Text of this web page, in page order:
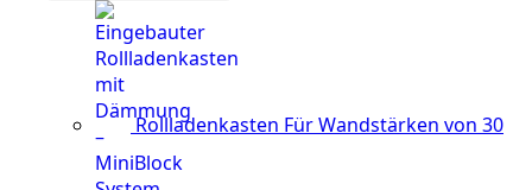
Rollladenkasten Für Wandstärken von 30